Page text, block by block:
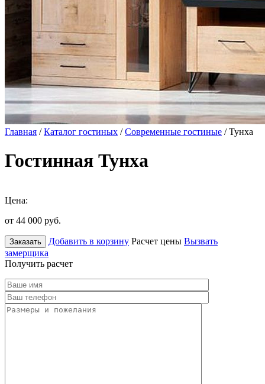
Главная /Каталог гостиных /Современные гостиные / Тунха
Гостинная Тунха
Цена:
от 44 000 руб.
Заказать Добавить в корзину Расчет цены Вызвать
замерщика
Получить расчет